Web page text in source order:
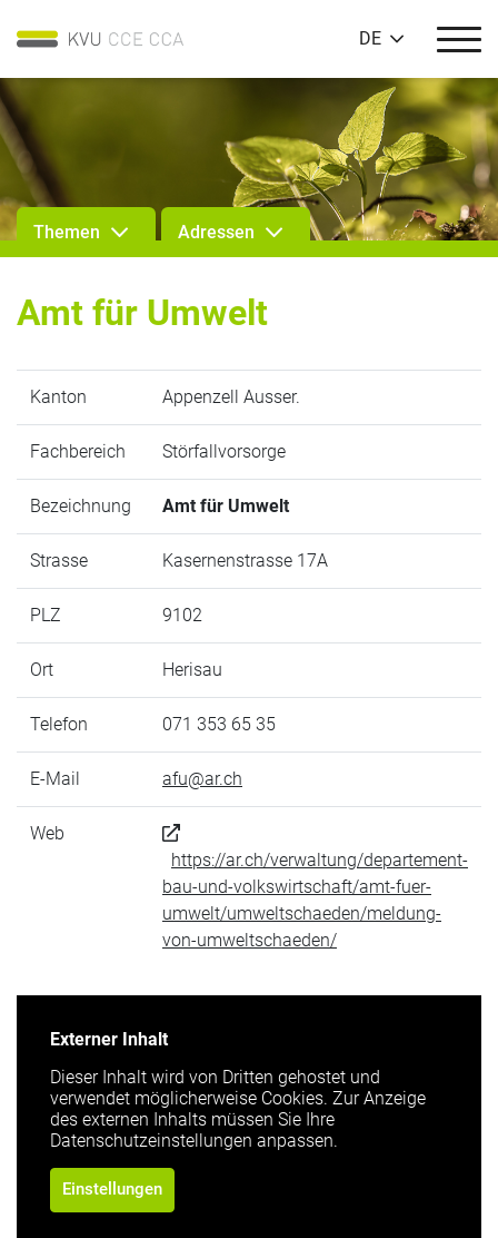
DE
Themen Adressen
Amt für Umwelt
Kanton Appenzell Ausser.
Fachbereich Störfallvorsorge
Bezeichnung Amt für Umwelt
Strasse Kasernenstrasse 17A
PLZ 9102
Ort Herisau
Telefon 071 353 65 35
E-Mail afu@ar.ch
Web
https://ar.ch/verwaltung/departement-
bau-und-volkswirtschaft/amt-fuer-
umwelt/umweltschaeden/meldung-
von-umweltschaeden/
Externer Inhalt
Dieser Inhalt wird von Dritten gehostet und
verwendet möglicherweise Cookies. Zur Anzeige
des externen Inhalts müssen Sie Ihre
Datenschutzeinstellungen anpassen.
Einstellungen